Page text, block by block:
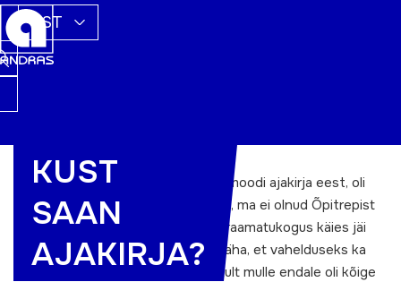
EST
KUST
SAAN
AJAKIRJA?
Hea toimetus! Tänan teid selle uutmoodi ajakirja eest, oli
väga huvitav ja hariv lugemine. Tõsi, ma ei olnud Õpitrepist
varem midagi kuulnud, kuid viimati raamatukogus käies jäi
see näppu. Äärmiselt meeldiv oli näha, et vahelduseks ka
midagi asjalikku kirjutatakse. Isiklikult mulle endale oli kõige